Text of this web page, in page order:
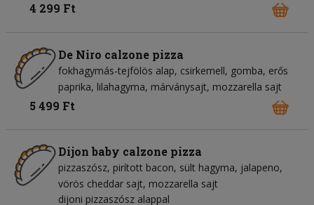
4 299 Ft
De Niro calzone pizza
fokhagymás-tejfölös alap csirkemell gomba erős
paprika lilahagyma márványsajt mozzarella sajt
5 499 Ft
Dijon baby calzone pizza
pizzaszósz pirított bacon sült hagyma jalapeno
vörös cheddar sajt mozzarella sajt
dijoni pizzaszósz alappal